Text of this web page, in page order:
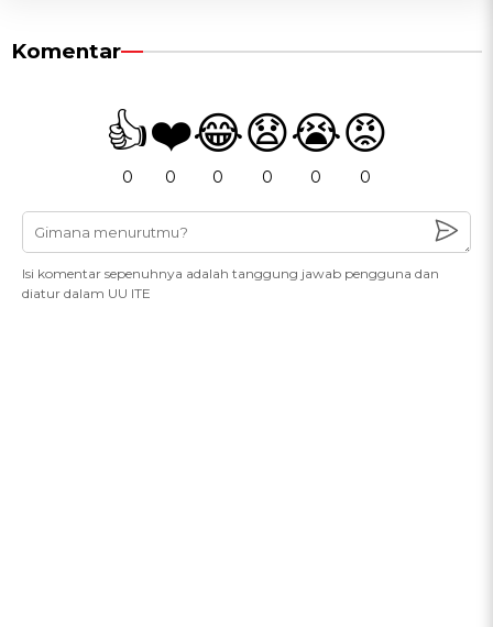
Komentar
👍
0
❤️
0
😂
0
😧
0
😭
0
😡
0
Isi komentar sepenuhnya adalah tanggung jawab pengguna dan
diatur dalam UU ITE